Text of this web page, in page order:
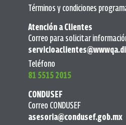
Términos y condiciones
Atención a Clientes
Correo para solicitar
Teléfono
81 5515 2015
CONDUSEF
Correo CONDUSEF
asesoria@condusef.gob.mx